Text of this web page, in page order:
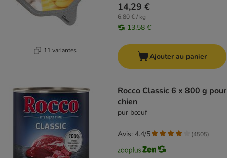
11 variantes
14,29 €
6,80 € / kg
13,58 €
Ajouter au panier
Rocco Classic 6 x 800 g pour
chien
pur bœuf
Avis: 4.4/5 (4505)